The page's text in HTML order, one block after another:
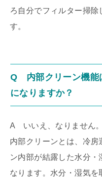
ろ自分でフィルター掃除
す。
Q 内部クリーン機能
になりますか？
A いいえ、なりません。
内部クリーンとは、冷房
ン内部が結露した水分
なります。水分・湿気